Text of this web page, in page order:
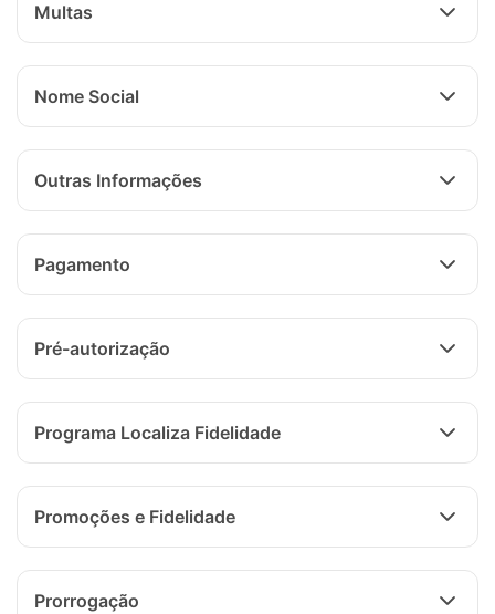
Multas
Nome Social
Outras Informações
Pagamento
Pré-autorização
Programa Localiza Fidelidade
Promoções e Fidelidade
Prorrogação